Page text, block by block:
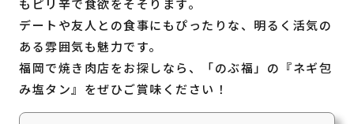
デートや友人との食事にもぴったりな、明るく活気の
ある雰囲気も魅力です。
福岡で焼き肉店をお探しなら、「のぶ福」の『ネギ包
み塩タン』をぜひご賞味ください！